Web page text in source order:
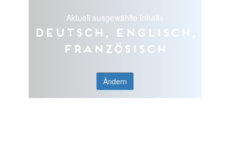
Aktuell ausgewählte Inhalte
Deutsch, Englisch,
Französisch
Ändern